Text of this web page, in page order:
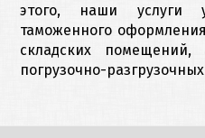
этого, наши услуги
таможенного
складских
погрузочно-